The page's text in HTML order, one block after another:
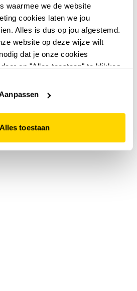
waarmee we de website
cookies laten we jou
Alles is dus op jou afgestemd.
website op deze wijze wilt
dat je onze cookies
op "Alles toestaan" te klikken.
Alles toestaan